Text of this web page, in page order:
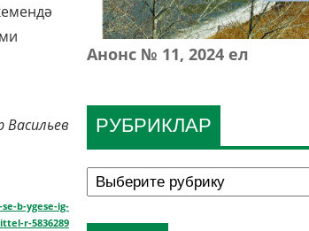
b-ygese-ig-
r-5836289
РУБРИКЛАР
Анонс № 11, 2024 ел